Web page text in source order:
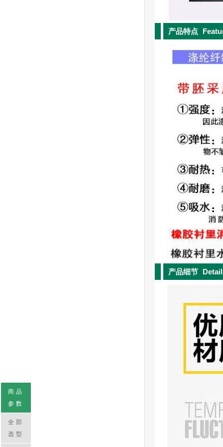
产品特点
产品细节
商品
参数
全部
选型